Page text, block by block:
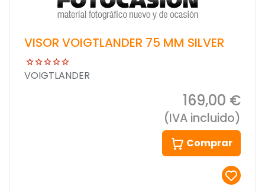
VISOR VOIGTLANDER 75 MM SILVER
VOIGTLANDER
169,00 €
(IVA incluido)
Comprar